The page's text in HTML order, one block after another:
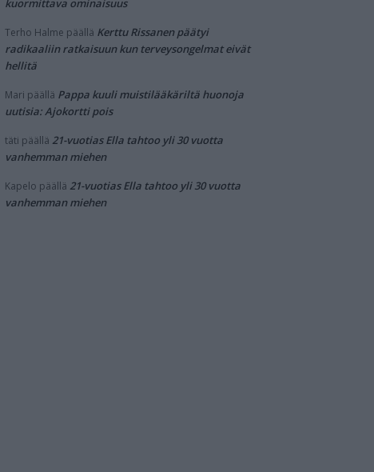
kuormittava ominaisuus
Terho Halme päällä Kerttu Rissanen päätyi
radikaaliin ratkaisuun kun terveysongelmat eivät
hellitä
Mari päällä Pappa kuuli muistilääkäriltä huonoja
uutisia: Ajokortti pois
täti päällä 21-vuotias Ella tahtoo yli 30 vuotta
vanhemman miehen
Kapelo päällä 21-vuotias Ella tahtoo yli 30 vuotta
vanhemman miehen